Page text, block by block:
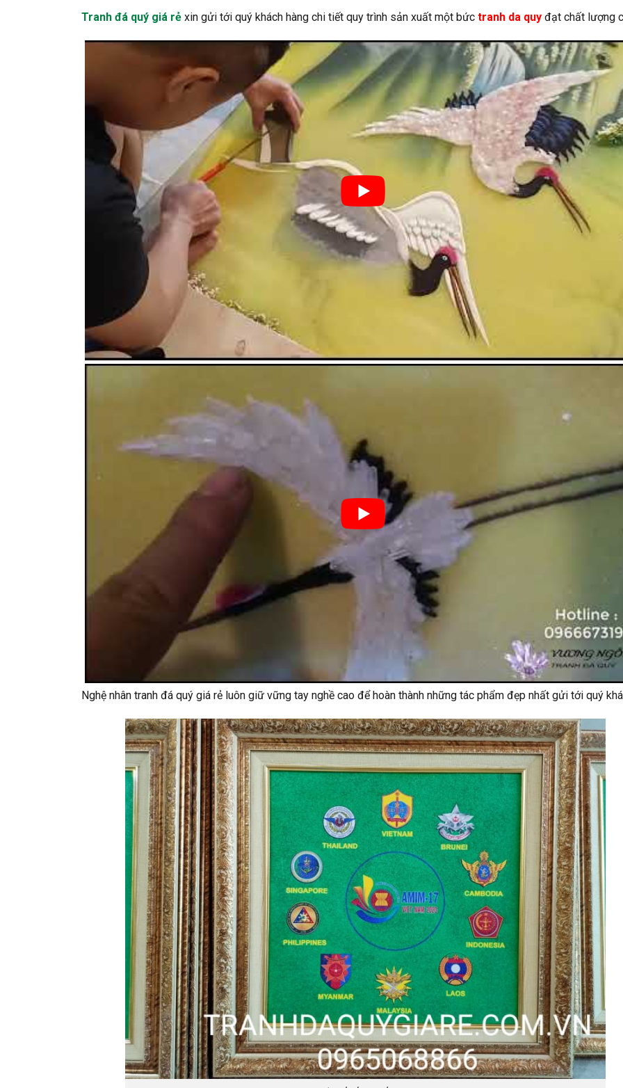
Tranh đá quý giá rẻ xin gửi tới quý khách hàng chi tiết quy trình sản xuất một bức tranh da quy đạt chất lượng
Nghệ nhân tranh đá quý giá rẻ luôn giữ vững tay nghề cao để hoàn thành những tác phẩm đẹp nhất gửi tới quý